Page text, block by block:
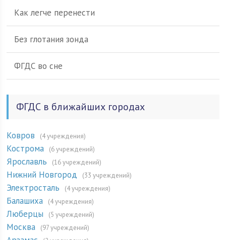
Как легче перенести
Без глотания зонда
ФГДС во сне
ФГДС в ближайших городах
Ковров (4 учреждения)
Кострома (6 учреждений)
Ярославль (16 учреждений)
Нижний Новгород (33 учреждений)
Электросталь (4 учреждения)
Балашиха (4 учреждения)
Люберцы (5 учреждений)
Москва (97 учреждений)